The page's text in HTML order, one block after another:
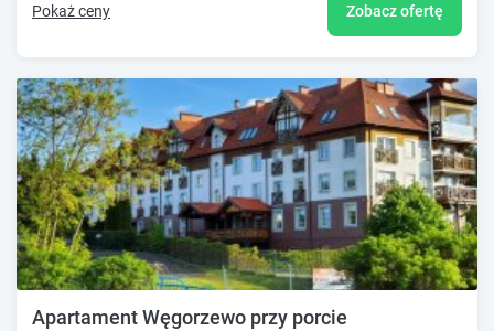
Pokaż ceny Zobacz ofertę
Apartament Węgorzewo przy porcie